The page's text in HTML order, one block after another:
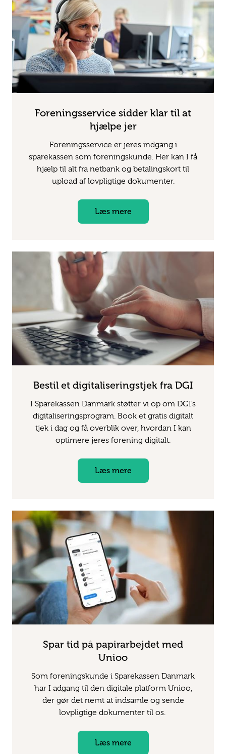
Foreningsservice sidder klar til at
hjælpe jer
Foreningsservice er jeres indgang i
sparekassen som foreningskunde. Her kan I få
hjælp til alt fra netbank og betalingskort til
upload af lovpligtige dokumenter.
Læs mere
Bestil et digitaliseringstjek fra DGI
I Sparekassen Danmark støtter vi op om DGI’s
digitaliseringsprogram. Book et gratis digitalt
tjek i dag og få overblik over, hvordan I kan
optimere jeres forening digitalt.
Læs mere
Spar tid på papirarbejdet med
Unioo
Som foreningskunde i Sparekassen Danmark
har I adgang til den digitale platform Unioo,
der gør det nemt at indsamle og sende
lovpligtige dokumenter til os.
Læs mere